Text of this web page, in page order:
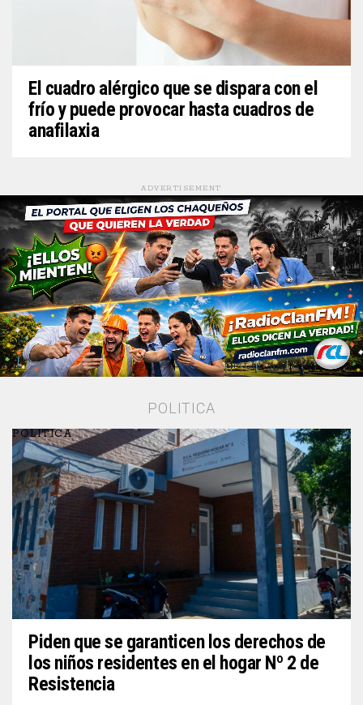
El cuadro alérgico que se dispara con el
frío y puede provocar hasta cuadros de
anafilaxia
ADVERTISEMENT
POLITICA
POLITICA
Piden que se garanticen los derechos de
los niños residentes en el hogar Nº 2 de
Resistencia